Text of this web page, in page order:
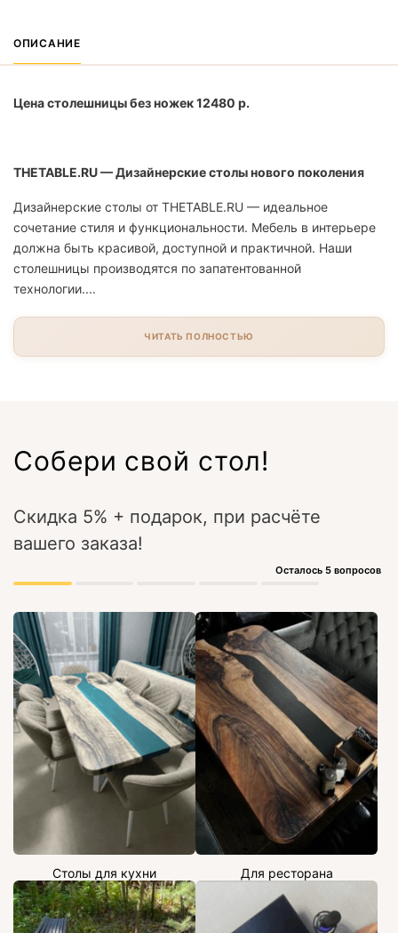
ОПИСАНИЕ
Цена столешницы без ножек 12480 р.
THETABLE.RU — Дизайнерские столы нового поколения
Дизайнерские столы от THETABLE.RU — идеальное
сочетание стиля и функциональности. Мебель в интерьере
должна быть красивой, доступной и практичной. Наши
столешницы производятся по запатентованной
технологии....
ЧИТАТЬ ПОЛНОСТЬЮ
Собери свой стол!
Скидка 5% + подарок, при расчёте
вашего заказа!
Осталось 5 вопросов
Столы для кухни Для ресторана